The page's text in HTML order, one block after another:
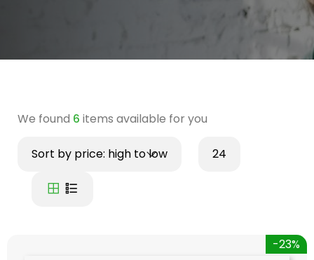
We found 6 items available for you
Sort by price: high to low 24
-23%